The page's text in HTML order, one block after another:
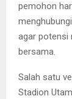
pemohon
agar potensi
bersama.
Salah satu
Stadion